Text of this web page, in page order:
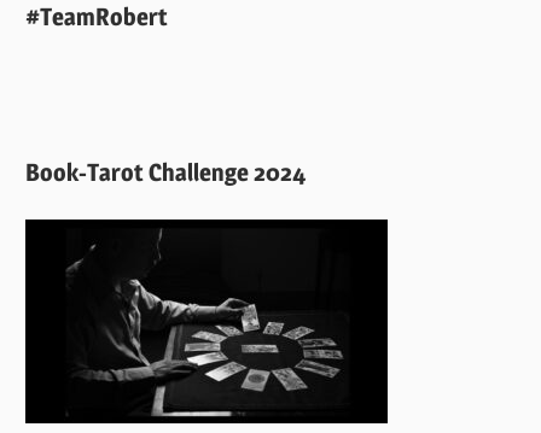
#TeamRobert
Book-Tarot Challenge 2024